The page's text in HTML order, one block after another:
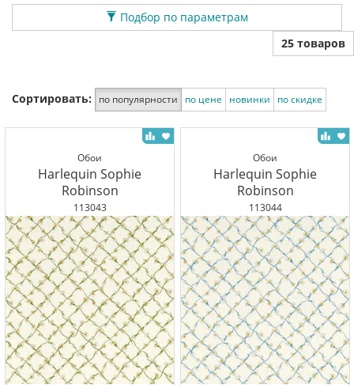
Подбор по параметрам
25 товаров
Сортировать: по популярности по цене новинки по скидке
Обои
Harlequin Sophie
Robinson
113043
Обои
Harlequin Sophie
Robinson
113044